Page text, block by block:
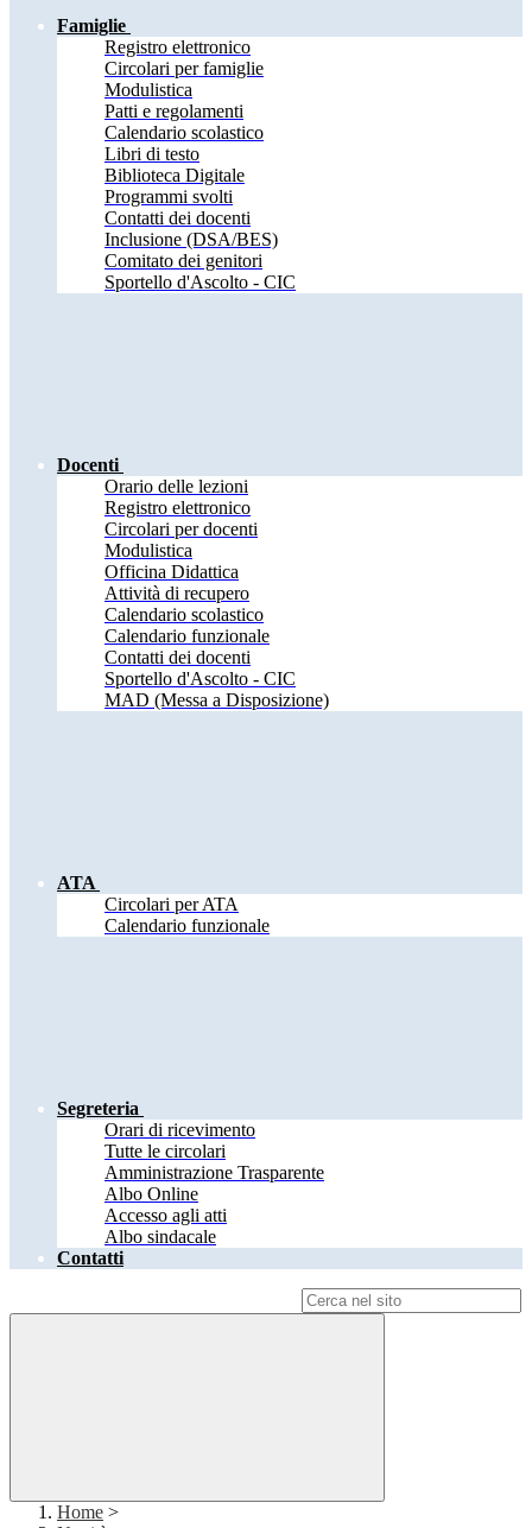
Famiglie
Registro elettronico
Circolari per famiglie
Modulistica
Patti e regolamenti
Calendario scolastico
Libri di testo
Biblioteca Digitale
Programmi svolti
Contatti dei docenti
Inclusione (DSA/BES)
Comitato dei genitori
Sportello d'Ascolto - CIC
Docenti
Orario delle lezioni
Registro elettronico
Circolari per docenti
Modulistica
Officina Didattica
Attività di recupero
Calendario scolastico
Calendario funzionale
Contatti dei docenti
Sportello d'Ascolto - CIC
MAD (Messa a Disposizione)
ATA
Circolari per ATA
Calendario funzionale
Segreteria
Orari di ricevimento
Tutte le circolari
Amministrazione Trasparente
Albo Online
Accesso agli atti
Albo sindacale
Contatti
Home >